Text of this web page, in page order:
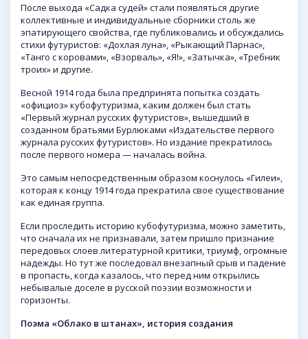
После выхода «Садка судей» стали появляться другие
коллективные и индивидуальные сборники столь же
эпатирующего свойства, где публиковались и обсуждались
стихи футуристов: «Дохлая луна», «Рыкающий Парнас»,
«Танго с коровами», «Взорваль», «Я!», «Затычка», «Требник
троих» и другие.
Весной 1914 года была предпринята попытка создать
«официоз» кубофутуризма, каким должен был стать
«Первый журнал русских футуристов», вышедший в
созданном братьями Бурлюками «Издательстве первого
журнала русских футуристов». Но издание прекратилось
после первого номера — началась война.
Это самым непосредственным образом коснулось «Гилеи»,
которая к концу 1914 года прекратила свое существование
как единая группа.
Если проследить историю кубофутуризма, можно заметить,
что сначала их не признавали, затем пришло признание
передовых слоев литературной критики, триумф, огромные
надежды. Но тут же последовал внезапный срыв и падение
в пропасть, когда казалось, что перед ним открылись
небывалые доселе в русской поэзии возможности и
горизонты.
Поэма «Облако в штанах», история создания